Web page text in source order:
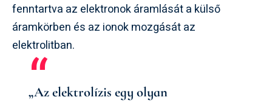
fenntartva az elektronok áramlását a külső
áramkörben és az ionok mozgását az
elektrolitban.
„Az elektrolízis egy olyan